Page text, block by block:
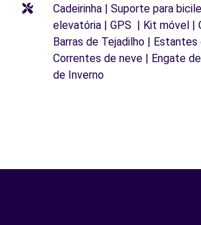
Cadeirinha | Suporte para
elevatória | GPS | Kit móvel |
Barras de Tejadilho | Estantes
Correntes de neve | Engate
de Inverno